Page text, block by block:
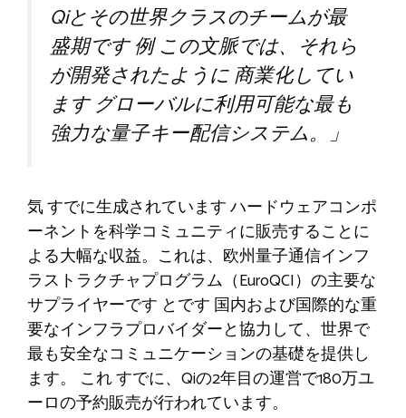
Qiとその世界クラスのチームが最
盛期です例この文脈では、それら
が開発されたように商業化してい
ますグローバルに利用可能な最も
強力な量子キー配信システム。」
気すでに生成されていますハードウェアコンポ
ーネントを科学コミュニティに販売することに
よる大幅な収益。これは、欧州量子通信インフ
ラストラクチャプログラム（EuroQCI）の主要な
サプライヤーです とです 国内および国際的な重
要なインフラプロバイダーと協力して、世界で
最も安全なコミュニケーションの基礎を提供し
ます。 これすでに、Qiの2年目の運営で180万ユ
ーロの予約販売が行われています。